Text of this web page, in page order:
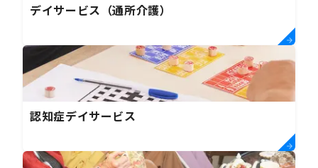
デイサービス（通所介護）
認知症デイサービス